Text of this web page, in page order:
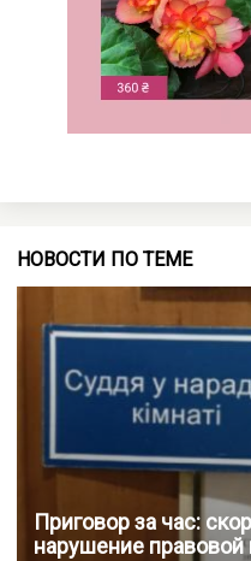
НОВОСТИ ПО ТЕМЕ
Приговор за час:
нарушение